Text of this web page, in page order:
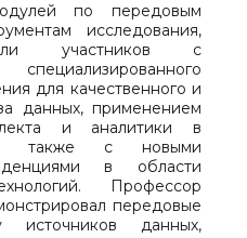
по передовым
исследования,
участников с
для качественного и
данных, применением
и аналитики в
также с новыми
в области
Профессор
передовые
источников данных,